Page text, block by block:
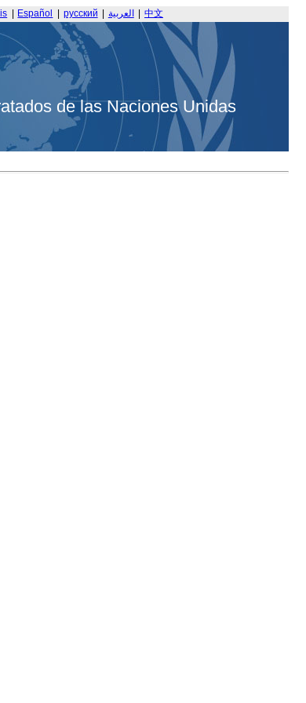
Español русский العربية 中文
de las Naciones Unidas